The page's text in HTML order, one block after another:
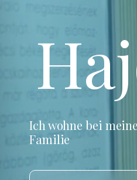
Ich wohne bei
Familie